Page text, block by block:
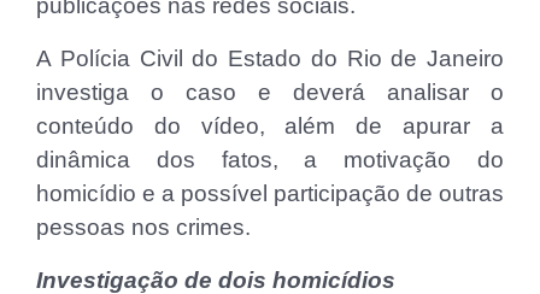
publicações nas redes sociais.
A Polícia Civil do Estado do Rio de Janeiro
investiga o caso e deverá analisar o
conteúdo do vídeo, além de apurar a
dinâmica dos fatos, a motivação do
homicídio e a possível participação de outras
pessoas nos crimes.
Investigação de dois homicídios